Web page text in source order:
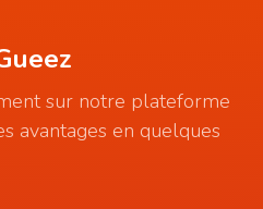
sur notre plateforme
avantages en quelques